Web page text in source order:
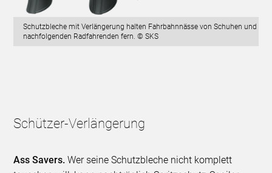
Schutzbleche mit Verlängerung halten Fahrbahnnässe von Schuhen und
nachfolgenden Radfahrenden fern. © SKS
Schützer-Verlängerung
Ass Savers. Wer seine Schutzbleche nicht komplett